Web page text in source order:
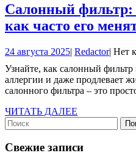
Салонный фильтр:
как часто его
24 августа 202524
2025
| Redactor| Нет
Узнайте, как салонный фильтр защищает вас от пыли,
аллергии и даже продлевает
салонного фильтра – это
ЧИТАТЬ ДАЛЕЕ
Найти:
Свежие записи